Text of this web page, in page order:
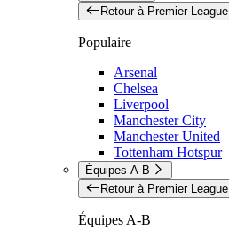
Retour à Premier League
Populaire
Arsenal
Chelsea
Liverpool
Manchester City
Manchester United
Tottenham Hotspur
Équipes A-B
Retour à Premier League
Équipes A-B